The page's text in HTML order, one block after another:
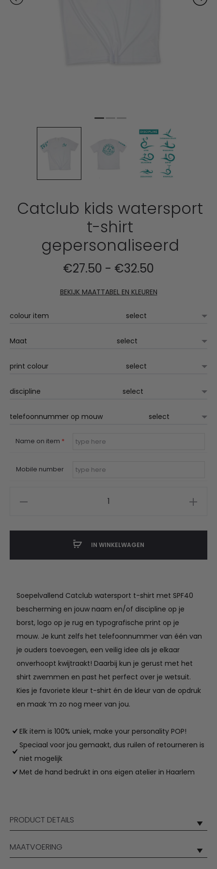
Catclub kids watersport
t-shirt
gepersonaliseerd
Soepelvallend Catclub watersport t-shirt met SPF40
bescherming en jouw naam en/of discipline op je
borst, logo op je rug en typografische print op je
mouw. Je kunt zelfs het telefoonnummer van één van
je ouders toevoegen, een veilig idee als je elkaar
onverhoopt kwijtraakt! Daarbij kun je gerust met het
shirt zwemmen en past het perfect over je wetsuit.
Kies je favoriete kleur t-shirt én de kleur van de opdruk
en maak ‘m zo nog meer van jou.
€27.50 - €32.50
€27.50
Elk item is 100% uniek, make your personality POP!
Speciaal voor jou gemaakt, dus ruilen of retourneren is
niet mogelijk
Met de hand bedrukt in ons eigen atelier in Haarlem
BEKIJK MAATTABEL EN KLEUREN
colour item
Maat
print colour
discipline
telefoonnummer op mouw
Name on item *
Mobile number
IN WINKELWAGEN
PRODUCT DETAILS
MAATVOERING